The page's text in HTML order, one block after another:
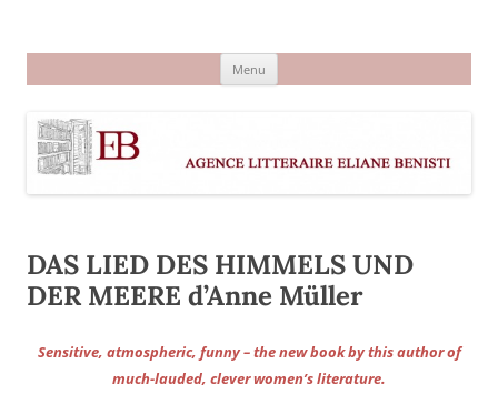
Menu
DAS LIED DES HIMMELS UND
DER MEERE d’Anne Müller
Sensitive, atmospheric, funny – the new book by this author of
much-lauded, clever women’s literature.